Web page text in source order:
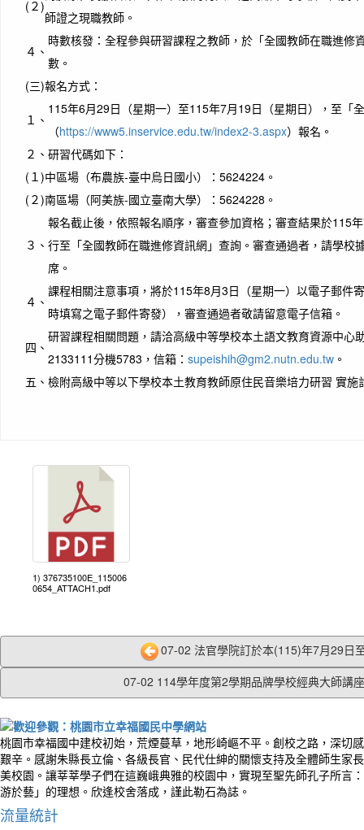
(２)
師證之現職教師。
４、
時數核發：全程參與研習課程之教師，於「全國教師在職進修
數。
(三)報名方式：
１、
115年6月29日（星期一）至115年7月19日（星期日），至「
（https://www5.inservice.edu.tw/index2-3.aspx）報名。
２、 研習代碼如下：
(１)中區場（布農族-臺中烏日國小）：5624224。
(２)南區場（阿美族-國立臺南大學）：5624228。
３、
報名截止後，依照報名順序，審查參加資格；審查結果於115
行至「全國教師在職進修資訊網」查詢。審查通過者，請學校
席。
４、
課程相關注意事項，將於115年8月3日（星期一）以電子郵件
時填寫之電子郵件寄發），審查通過者敬請留意電子信箱。
四、
研習課程相關問題，請洽高級中等學校本土語文教育資源中心
2133111分機5783，信箱： supeishih@gm2.nutn.edu.tw 。
五、 檢附高級中等以下學校本土教育教師原住民音樂培力研習 實施
1) 376735100E_115006
0654_ATTACH1.pdf
07-02 法官學院訂於本(115)年7月29日
07-02 114學年度第2學期品牌學校經典大師講
桃園市幸福國中建校初始，荒煙蔓草，地形崎嶇不平。創校之路，深切
艱辛。感謝朱縣長立倫、各級長官、民代仕紳的關懷支持及全體師生家
美校園。讓莘莘學子們在這巍峨典雅的校園中，實現至聖先師孔子所言
游於藝」的理想。欣逢校舍落成，謹此勒石為誌。
流量統計